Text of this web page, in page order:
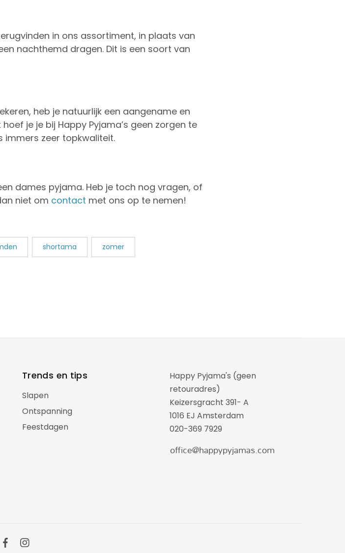
in ons assortiment, in plaats van
nachthemd dragen. Dit is een soort van
heb je natuurlijk een aangename en
je je bij Happy Pyjama’s geen zorgen te
immers zeer topkwaliteit.
dames pyjama. Heb je toch nog vragen, of
niet om contact met ons op te nemen!
shortama zomer
Trends en tips
Slapen
Ontspanning
Feestdagen
Happy Pyjama's (geen
retouradres)
Keizersgracht 391- A
1016 EJ Amsterdam
020-369 7929